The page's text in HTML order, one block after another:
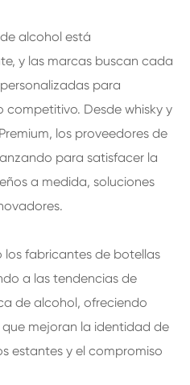
alcohol está
y las marcas buscan cada
para
Desde whisky y
los proveedores de
para satisfacer la
a medida, soluciones
los fabricantes de botellas
a las tendencias de
de alcohol, ofreciendo
mejoran la identidad de
estantes y el compromiso